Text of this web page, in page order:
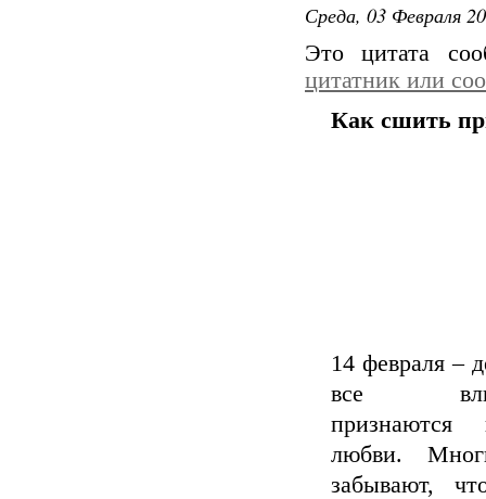
Среда, 03 Февраля
Это цитата
цитатник или
Как сшить
14 февраля –
все
любви.
забывают,